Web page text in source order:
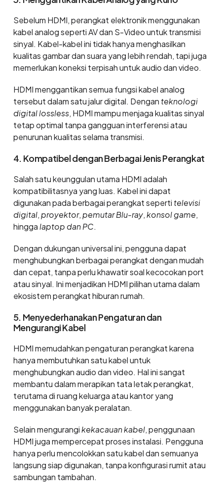
Sebelum HDMI, perangkat elektronik menggunakan
kabel analog seperti AV dan S-Video untuk transmisi
sinyal. Kabel-kabel ini tidak hanya menghasilkan
kualitas gambar dan suara yang lebih rendah, tapi juga
memerlukan koneksi terpisah untuk audio dan video.
HDMI menggantikan semua fungsi kabel analog
tersebut dalam satu jalur digital. Dengan teknologi
digital lossless, HDMI mampu menjaga kualitas sinyal
tetap optimal tanpa gangguan interferensi atau
penurunan kualitas selama transmisi.
4. Kompatibel dengan Berbagai Jenis Perangkat
Salah satu keunggulan utama HDMI adalah
kompatibilitasnya yang luas. Kabel ini dapat
digunakan pada berbagai perangkat seperti televisi
digital,proyektor,pemutar Blu-ray,konsol game,
hinggalaptop dan PC.
Dengan dukungan universal ini, pengguna dapat
menghubungkan berbagai perangkat dengan mudah
dan cepat, tanpa perlu khawatir soal kecocokan port
atau sinyal. Ini menjadikan HDMI pilihan utama dalam
ekosistem perangkat hiburan rumah.
5. Menyederhanakan Pengaturan dan
Mengurangi Kabel
HDMI memudahkan pengaturan perangkat karena
hanya membutuhkan satu kabel untuk
menghubungkan audio dan video. Hal ini sangat
membantu dalam merapikan tata letak perangkat,
terutama di ruang keluarga atau kantor yang
menggunakan banyak peralatan.
Selain mengurangikekacauan kabel, penggunaan
HDMI juga mempercepat proses instalasi. Pengguna
hanya perlu mencolokkan satu kabel dan semuanya
langsung siap digunakan, tanpa konfigurasi rumit atau
sambungan tambahan.